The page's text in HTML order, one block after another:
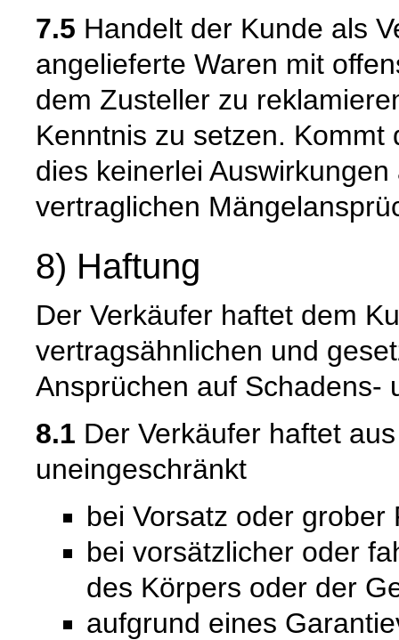
7.5 Handelt der Kunde als
angelieferte Waren mit
dem Zusteller zu
Kenntnis zu setzen.
dies keinerlei
vertraglichen
8) Haftung
Der Verkäufer haftet dem
vertragsähnlichen und
Ansprüchen auf Schadens-
8.1 Der Verkäufer haftet
uneingeschränkt
bei Vorsatz oder grober
bei vorsätzlicher oder
des Körpers oder der
aufgrund eines